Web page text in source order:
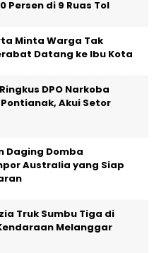
Persen di 9 Ruas Tol
Minta Warga Tak
Datang ke Ibu Kota
DPO Narkoba
Akui Setor
Daging Domba
Australia yang Siap
Truk Sumbu Tiga di
Melanggar